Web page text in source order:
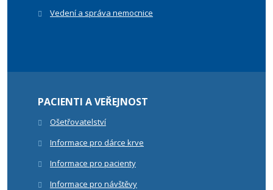
Vedení a správa nemocnice
PACIENTI A VEŘEJNOST
Ošetřovatelství
Informace pro dárce krve
Informace pro pacienty
Informace pro návštěvy